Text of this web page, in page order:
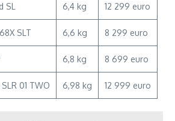
SL 6,4 kg 12 299 euro
SLT 6,6 kg 8 299 euro
6,8 kg 8 699 euro
01 TWO 6,98 kg 12 999 euro